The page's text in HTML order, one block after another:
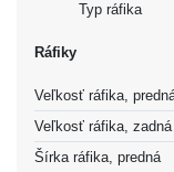
Typ ráfika
Ráfiky
Veľkosť ráfika,
Veľkosť ráfika, zadná
Šírka ráfika, predná